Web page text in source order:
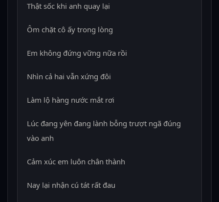
Thật sốc khi anh quay lại
Ôm chặt cô ấy trong lòng
Em không đứng vững nữa rồi
Nhìn cả hai vẫn xứng đôi
Làm lộ hàng nước mắt rơi
Lúc đang yên đang lành bỗng trượt ngã đúng
vào anh
Cảm xúc em luôn chân thành
Nay lại nhận cú tát rất đau